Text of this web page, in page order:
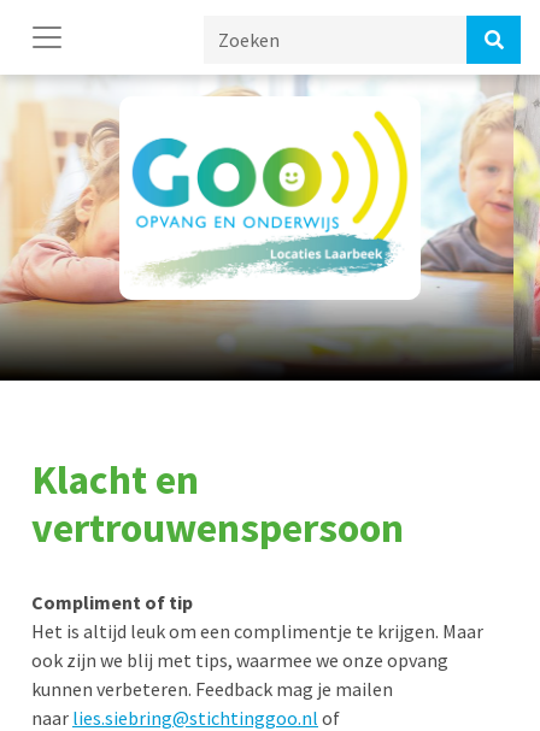
Klacht en
vertrouwenspersoon
Compliment of tip
Het is altijd leuk om een complimentje te krijgen. Maar
ook zijn we blij met tips, waarmee we onze opvang
kunnen verbeteren. Feedback mag je mailen
naar lies.siebring@stichtinggoo.nl of